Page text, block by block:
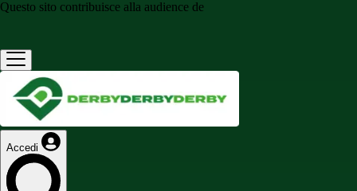
Questo sito contribuisce alla audience de
Accedi